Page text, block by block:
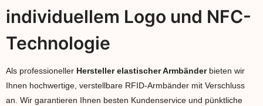
individuellem Logo und NFC-
Technologie
Als professioneller Hersteller elastischer Armbänderbieten wir
Ihnen hochwertige, verstellbare RFID-Armbänder mit Verschluss
an. Wir garantieren Ihnen besten Kundenservice und pünktliche